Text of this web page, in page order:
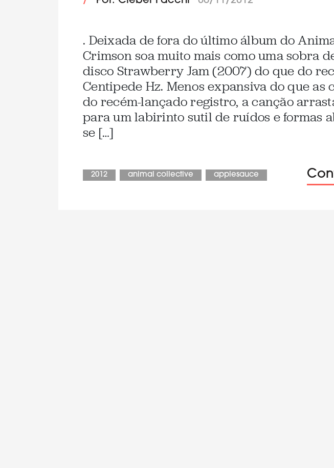
. Deixada de fora do último álbum do
Crimson soa muito mais como uma sobra
disco Strawberry Jam (2007) do que do
Centipede Hz. Menos expansiva do que as
do recém-lançado registro, a canção
para um labirinto sutil de ruídos e formas
se […]
2012 animal collective applesauce